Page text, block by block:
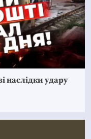
наслідки удару